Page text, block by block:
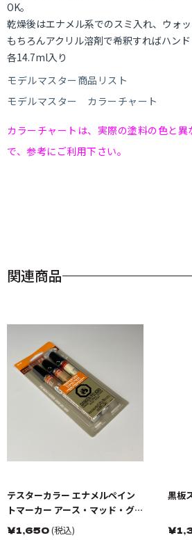
OK。
乾燥後はエナメル系でのスミ入れ、ウォ
もちろんアクリル溶剤で希釈すればハンド
各14.7ml入り
モデルマスター商品リスト
モデルマスター カラーチャート
カラーチャートは、実際の塗料の色と
で、参考にご利用下さい。
関連商品
テスターカラー エナメルペイン
トマーカー アース・マッド・グ
リム 3色セット
￥1,650(税込)
黒板
￥